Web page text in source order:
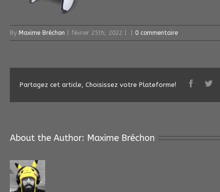
By Maxime Bréchon février 25th, 2022 0 commentaire
Partagez cet article, Choisissez votre Plateforme!
About the Author: Maxime Bréchon